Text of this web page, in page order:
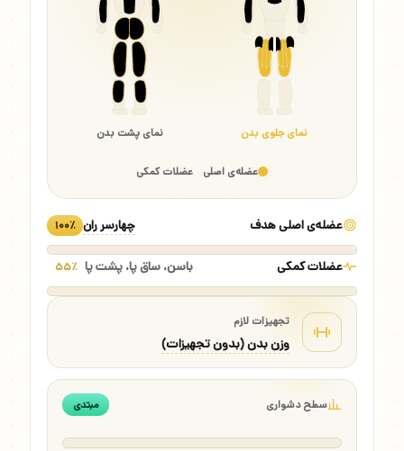
نمای جلوی بدن نمای پشت بدن
عضله‌ی اصلی عضلات کمکی
عضله‌ی اصلی هدف چهارسر ران ۱۰۰٪
عضلات کمکی باسن، ساق پا، پشت پا ۵۵٪
تجهیزات لازم
وزن بدن (بدون تجهیزات)
سطح دشواری مبتدی